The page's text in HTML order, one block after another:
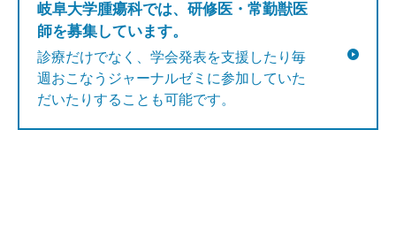
岐阜大学腫瘍科では、研修医・常勤獣医
師を募集しています。
診療だけでなく、学会発表を支援したり毎
週おこなうジャーナルゼミに参加していた
だいたりすることも可能です。